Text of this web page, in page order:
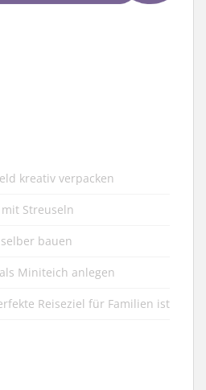
kreativ verpacken
Streuseln
bauen
Miniteich anlegen
Reiseziel für Familien ist